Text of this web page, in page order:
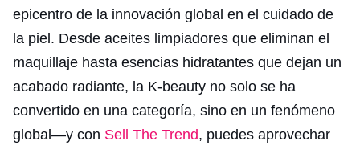
epicentro de la innovación global en el cuidado de
la piel. Desde aceites limpiadores que eliminan el
maquillaje hasta esencias hidratantes que dejan un
acabado radiante, la K-beauty no solo se ha
convertido en una categoría, sino en un fenómeno
global—y con Sell The Trend, puedes aprovechar